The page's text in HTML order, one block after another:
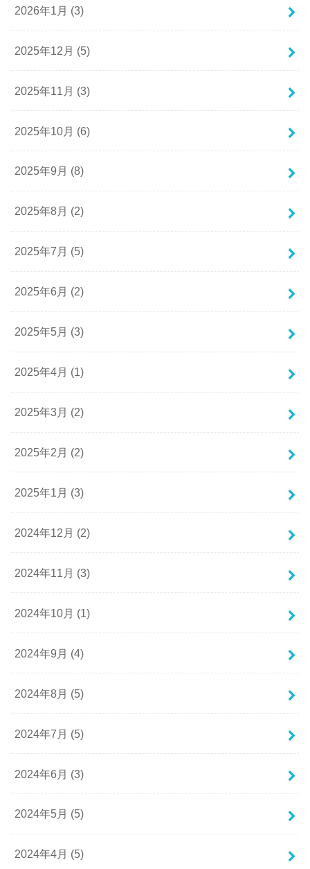
2026年1月 (3)
2025年12月 (5)
2025年11月 (3)
2025年10月 (6)
2025年9月 (8)
2025年8月 (2)
2025年7月 (5)
2025年6月 (2)
2025年5月 (3)
2025年4月 (1)
2025年3月 (2)
2025年2月 (2)
2025年1月 (3)
2024年12月 (2)
2024年11月 (3)
2024年10月 (1)
2024年9月 (4)
2024年8月 (5)
2024年7月 (5)
2024年6月 (3)
2024年5月 (5)
2024年4月 (5)